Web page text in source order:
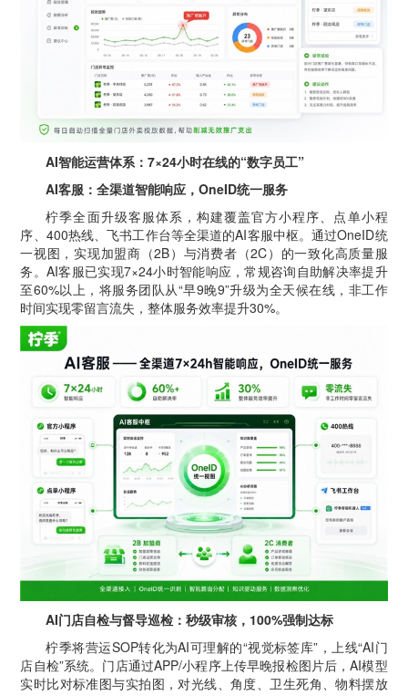
AI智能运营体系：7×24小时在线的“数字员工”
AI客服：全渠道智能响应，OneID统一服务
柠季全面升级客服体系，构建覆盖官方小程序、点单小程
序、400热线、飞书工作台等全渠道的AI客服中枢。通过OneID统
一视图，实现加盟商（2B）与消费者（2C）的一致化高质量服
务。AI客服已实现7×24小时智能响应，常规咨询自助解决率提升
至60%以上，将服务团队从“早9晚9”升级为全天候在线，非工作
时间实现零留言流失，整体服务效率提升30%。
AI门店自检与督导巡检：秒级审核，100%强制达标
柠季将营运SOP转化为AI可理解的“视觉标签库”，上线“AI门
店自检”系统。门店通过APP/小程序上传早晚报检图片后，AI模型
实时比对标准图与实拍图，对光线、角度、卫生死角、物料摆放